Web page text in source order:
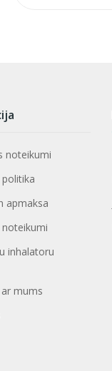
noteikumi
apmaksa
inhalatoru
mums